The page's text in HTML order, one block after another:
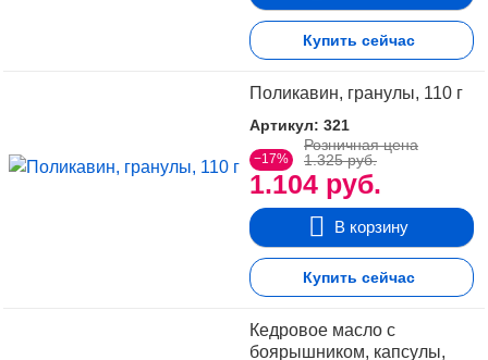
Купить сейчас
Поликавин, гранулы, 110 г
Артикул: 321
−17%
1.104 руб.
Розничная цена
1.325 руб.
В корзину
Купить сейчас
Кедровое масло с
боярышником, капсулы,